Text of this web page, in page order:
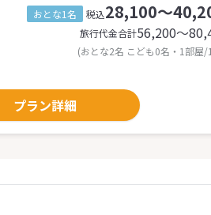
おとな1名 税込28,100～
旅行代金合計56,200〜
(おとな2名 こども0名・1部屋/
プラン詳細